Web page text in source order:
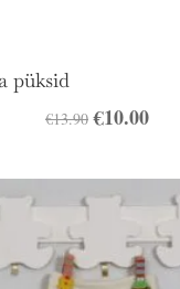
püksid
€13.90 Algne
oli:
€13.90.
€10.00
on: